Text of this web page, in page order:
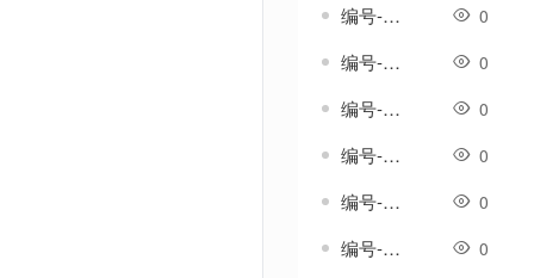
编号-芽胄新生套-传奇一体剑甲素材 0
编号-行痕套-传奇一体剑甲素材 0
编号-逸流漪套-传奇一体剑甲素材 0
编号-逸鸣山林套-传奇一体剑甲素材 0
编号-遥痕套-传奇一体剑甲素材 0
编号-野胄套-传奇一体剑甲素材 0